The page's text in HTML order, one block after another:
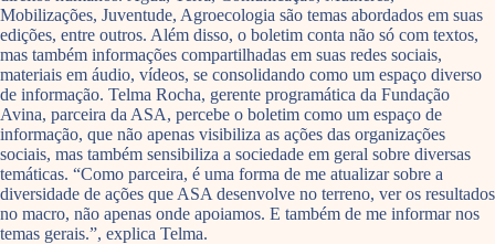
Mobilizações, Juventude, Agroecologia são temas abordados em suas
edições, entre outros. Além disso, o boletim conta não só com textos,
mas também informações compartilhadas em suas redes sociais,
materiais em áudio, vídeos, se consolidando como um espaço diverso
de informação. Telma Rocha, gerente programática da Fundação
Avina, parceira da ASA, percebe o boletim como um espaço de
informação, que não apenas visibiliza as ações das organizações
sociais, mas também sensibiliza a sociedade em geral sobre diversas
temáticas. “Como parceira, é uma forma de me atualizar sobre a
diversidade de ações que ASA desenvolve no terreno, ver os resultados
no macro, não apenas onde apoiamos. E também de me informar nos
temas gerais.”, explica Telma.